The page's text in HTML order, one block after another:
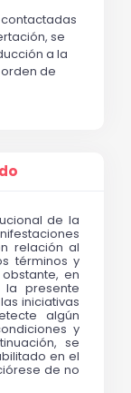
contactadas
se
a la
de
de la
relación al
términos y
en
presente
iniciativas
algún
y
se
en el
de no